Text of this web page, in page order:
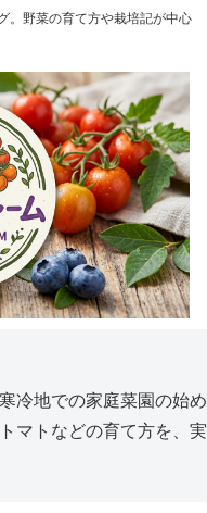
。野菜の育て方や栽培記が中心
冷地での家庭菜園の始め
マトなどの育て方を、実